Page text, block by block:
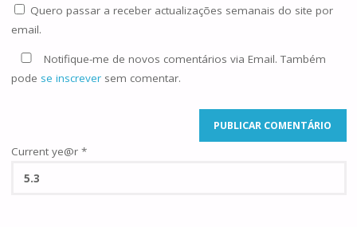
Quero passar a receber actualizações semanais do site por
email.
Notifique-me de novos comentários via Email. Também
pode se inscreversem comentar.
Current ye@r *